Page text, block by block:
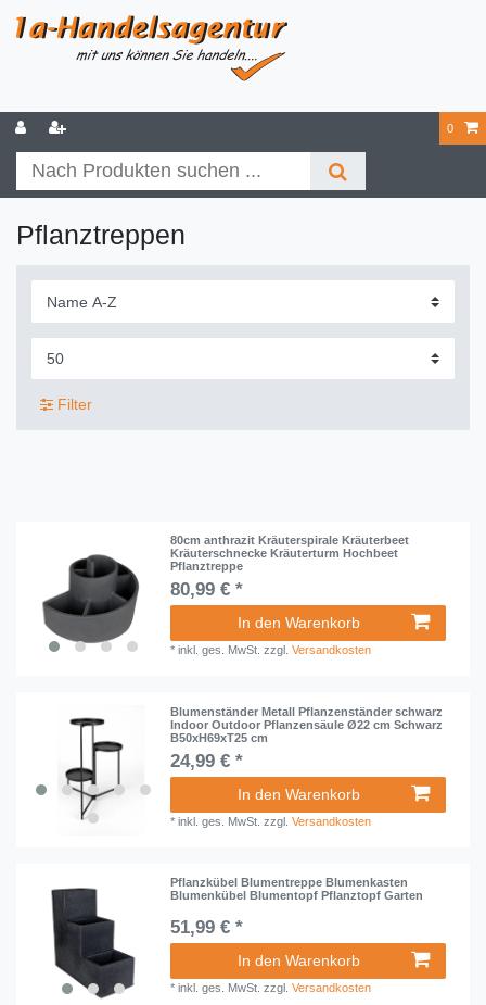
0
Pflanztreppen
Filter
80cm anthrazit Kräuterspirale Kräuterbeet
Kräuterschnecke Kräuterturm Hochbeet
Pflanztreppe
80,99 € *
In den Warenkorb
*inkl. ges. MwSt. zzgl.Versandkosten
Blumenständer Metall Pflanzenständer schwarz
Indoor Outdoor Pflanzensäule Ø22 cm Schwarz
B50xH69xT25 cm
24,99 € *
In den Warenkorb
*inkl. ges. MwSt. zzgl.Versandkosten
Pflanzkübel Blumentreppe Blumenkasten
Blumenkübel Blumentopf Pflanztopf Garten
51,99 € *
In den Warenkorb
*inkl. ges. MwSt. zzgl.Versandkosten